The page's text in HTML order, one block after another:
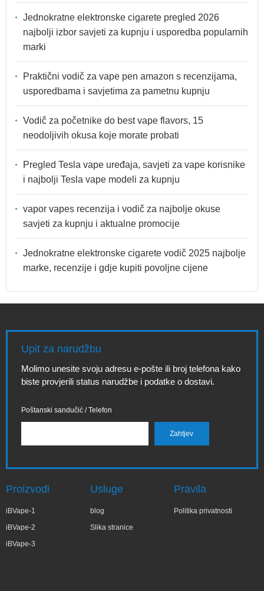
Jednokratne elektronske cigarete pregled 2026
najbolji izbor savjeti za kupnju i usporedba popularnih
marki
Praktični vodič za vape pen amazon s recenzijama,
usporedbama i savjetima za pametnu kupnju
Vodič za početnike do best vape flavors, 15
neodoljivih okusa koje morate probati
Pregled Tesla vape uređaja, savjeti za vape korisnike
i najbolji Tesla vape modeli za kupnju
vapor vapes recenzija i vodič za najbolje okuse
savjeti za kupnju i aktualne promocije
Jednokratne elektronske cigarete vodič 2025 najbolje
marke, recenzije i gdje kupiti povoljne cijene
Upit za narudžbu
Molimo unesite svoju adresu e-pošte ili broj telefona kako
biste provjerili status narudžbe i podatke o dostavi.
Poštanski sandučić / Telefon
Proizvodi
iBVape-1
iBVape-2
iBVape-3
Usluge
blog
Slika stranice
Pravila
Politika privatnosti